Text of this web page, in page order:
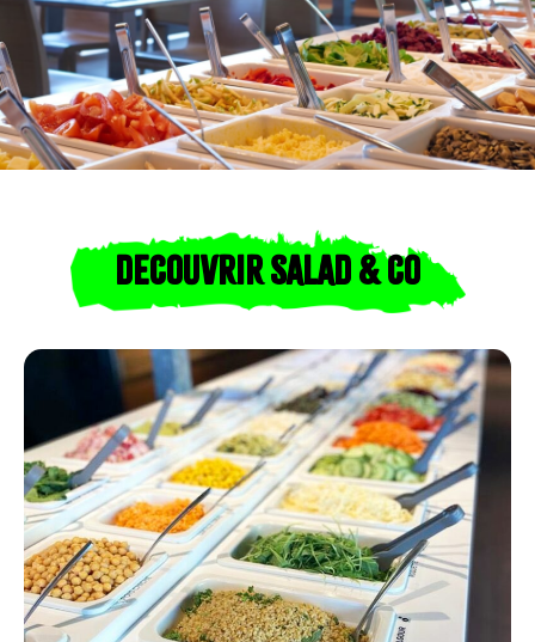
DECOUVRIR SALAD & CO